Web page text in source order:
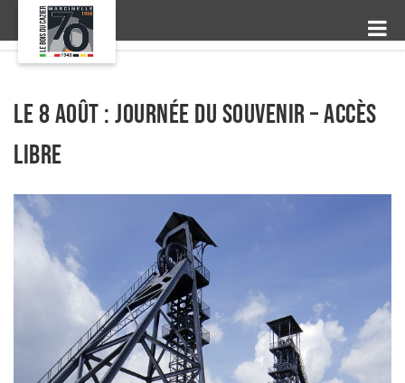
Le 8 août : Journée du Souvenir – accès
libre